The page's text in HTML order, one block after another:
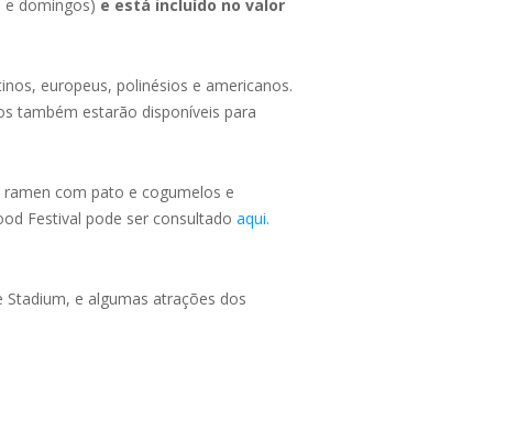
e domingos) e está incluído no valor
europeus, polinésios e americanos.
também estarão disponíveis para
com pato e cogumelos e
Festival pode ser consultado aqui.
e algumas atrações dos